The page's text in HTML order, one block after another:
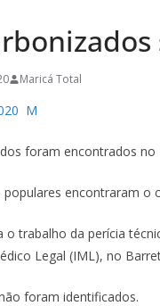
Maricá Total
M
foram encontrados
encontraram o
o trabalho da perícia
Legal (IML), no
foram identificados.